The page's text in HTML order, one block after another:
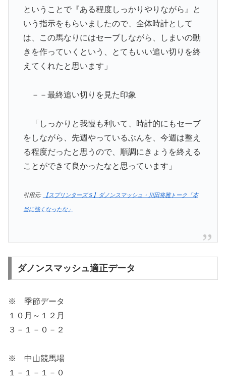
ということで『ある程度しっかりやりながら』と
いう指示をもらいましたので、全体時計として
は、この馬なりにはセーブしながら、しまいの動
きを作っていくという、とてもいい追い切りを終
えてくれたと思います」
－－最終追い切りを見た印象
「しっかりと我慢も利いて、時計的にもセーブ
をしながら、先週やっているぶんを、今週は整え
る程度だったと思うので、順調にきょうを終える
ことができて良かったなと思っています」
引用元: 【スプリンターズＳ】ダノンスマッシュ・川田将雅トーク「本
当に強くなったな」
ダノンスマッシュ適正データ
※ 季節データ
１０月～１２月
３－１－０－２
※ 中山競馬場
１－１－１－０